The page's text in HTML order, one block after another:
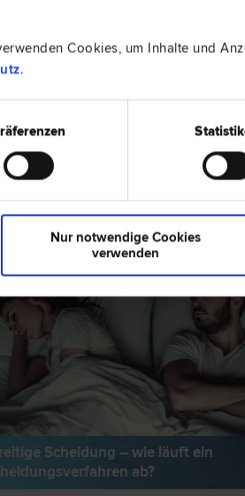
Cookies, um Inhalte und
.
Nur notwendige Cookies
verwenden
Scheidung – wie läuft ein
ab?